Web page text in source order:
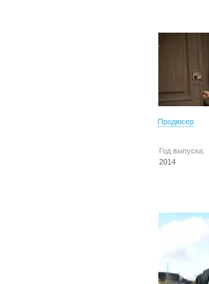
Продюсер
Год выпуска:
2014